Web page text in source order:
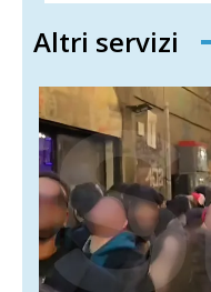
Altri servizi